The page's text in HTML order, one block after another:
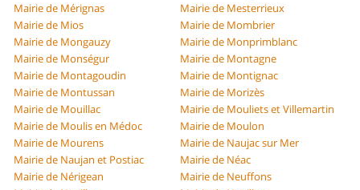
Mairie de Mérignas
Mairie de Mesterrieux
Mairie de Mios
Mairie de Mombrier
Mairie de Mongauzy
Mairie de Monprimblanc
Mairie de Monségur
Mairie de Montagne
Mairie de Montagoudin
Mairie de Montignac
Mairie de Montussan
Mairie de Morizès
Mairie de Mouillac
Mairie de Mouliets et Villemartin
Mairie de Moulis en Médoc
Mairie de Moulon
Mairie de Mourens
Mairie de Naujac sur Mer
Mairie de Naujan et Postiac
Mairie de Néac
Mairie de Nérigean
Mairie de Neuffons